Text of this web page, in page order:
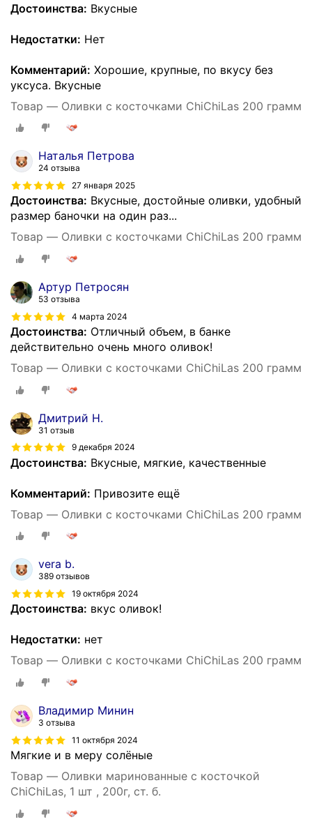
Достоинства: Вкусные
Недостатки: Нет
Комментарий: Хорошие, крупные, по вкусу без
уксуса. Вкусные
Товар — Оливки с косточками ChiChiLas 200 грамм
Наталья Петрова
24 отзыва
27 января 2025
Достоинства: Вкусные, достойные оливки, удобный
размер баночки на один раз...
Товар — Оливки с косточками ChiChiLas 200 грамм
Артур Петросян
53 отзыва
4 марта 2024
Достоинства: Отличный объем, в банке
действительно очень много оливок!
Товар — Оливки с косточками ChiChiLas 200 грамм
Дмитрий Н.
31 отзыв
9 декабря 2024
Достоинства: Вкусные, мягкие, качественные
Комментарий: Привозите ещё
Товар — Оливки с косточками ChiChiLas 200 грамм
vera b.
389 отзывов
19 октября 2024
Достоинства: вкус оливок!
Недостатки: нет
Товар — Оливки с косточками ChiChiLas 200 грамм
Владимир Минин
3 отзыва
11 октября 2024
Мягкие и в меру солёные
Товар — Оливки маринованные с косточкой
ChiChiLas, 1 шт , 200г, ст. б.